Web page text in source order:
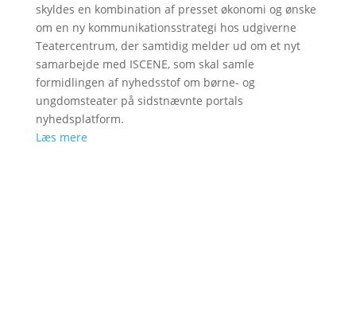
skyldes en kombination af presset økonomi og ønske
om en ny kommunikationsstrategi hos udgiverne
Teatercentrum, der samtidig melder ud om et nyt
samarbejde med ISCENE, som skal samle
formidlingen af nyhedsstof om børne- og
ungdomsteater på sidstnævnte portals
nyhedsplatform.
Læs mere